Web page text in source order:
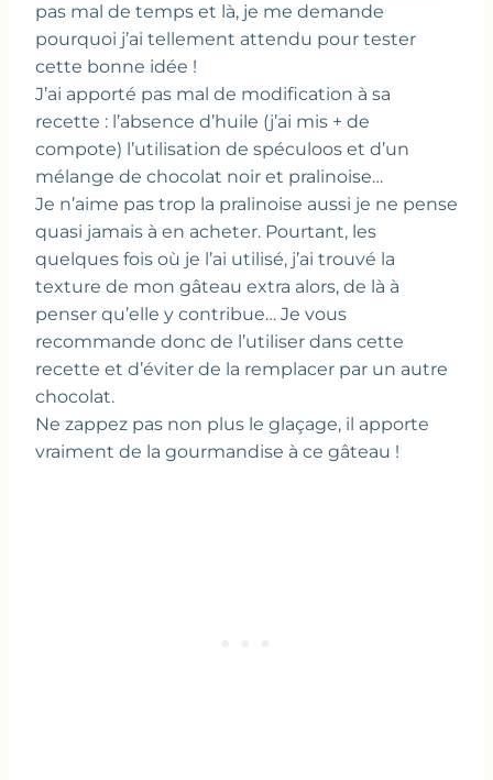
pas mal de temps et là, je me demande
pourquoi j’ai tellement attendu pour tester
cette bonne idée !
J’ai apporté pas mal de modification à sa
recette : l’absence d’huile (j’ai mis + de
compote) l’utilisation de spéculoos et d’un
mélange de chocolat noir et pralinoise…
Je n’aime pas trop la pralinoise aussi je ne pense
quasi jamais à en acheter. Pourtant, les
quelques fois où je l’ai utilisé, j’ai trouvé la
texture de mon gâteau extra alors, de là à
penser qu’elle y contribue… Je vous
recommande donc de l’utiliser dans cette
recette et d’éviter de la remplacer par un autre
chocolat.
Ne zappez pas non plus le glaçage, il apporte
vraiment de la gourmandise à ce gâteau !